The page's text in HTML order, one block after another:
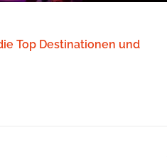
Top Destinationen und